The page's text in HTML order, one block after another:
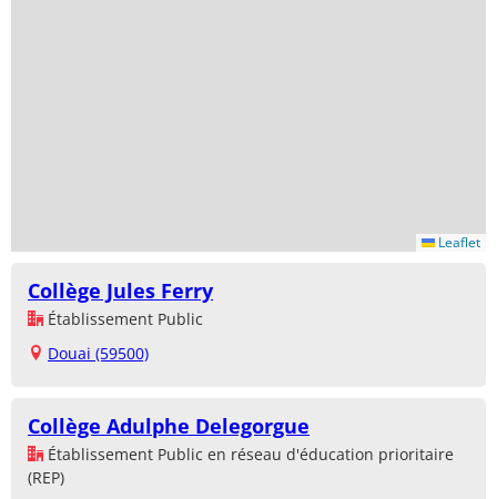
Leaflet
Collège Jules Ferry
Établissement Public
Douai (59500)
Collège Adulphe Delegorgue
Établissement Public en réseau d'éducation prioritaire
(REP)